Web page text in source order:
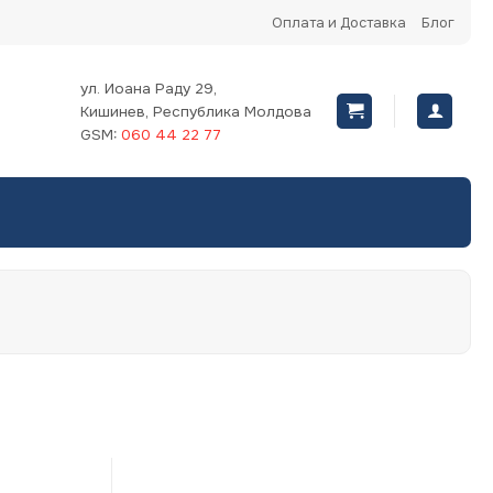
Оплата и Доставка Блог
ул. Иоана Раду 29,
Кишинев, Республика Молдова
GSM: 060 44 22 77